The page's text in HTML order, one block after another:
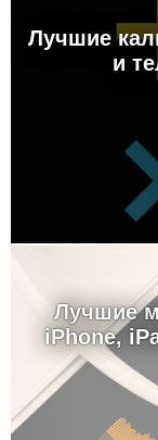
Лучшие
и
Лучшие
iPhone,